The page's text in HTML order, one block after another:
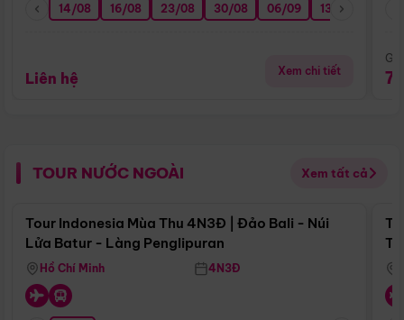
14/08 16/08 23/08 30/08 06/09 13/09
Liên hệ Xem chi tiết
TOUR NƯỚC NGOÀI Xem tất cả
Điểm nổi bật
Tour Indonesia Mùa Thu 4N3Đ | Đảo Bali - Núi
Lửa Batur - Làng Penglipuran
Hồ Chí Minh 4N3Đ